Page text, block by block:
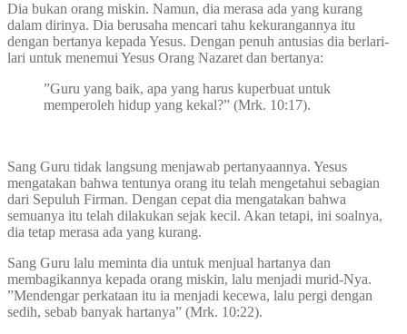
Dia bukan orang miskin. Namun, dia merasa ada yang kurang
dalam dirinya. Dia berusaha mencari tahu kekurangannya itu
dengan bertanya kepada Yesus. Dengan penuh antusias dia berlari-
lari untuk menemui Yesus Orang Nazaret dan bertanya:
”Guru yang baik, apa yang harus kuperbuat untuk
memperoleh hidup yang kekal?” (Mrk. 10:17).
Sang Guru tidak langsung menjawab pertanyaannya. Yesus
mengatakan bahwa tentunya orang itu telah mengetahui sebagian
dari Sepuluh Firman. Dengan cepat dia mengatakan bahwa
semuanya itu telah dilakukan sejak kecil. Akan tetapi, ini soalnya,
dia tetap merasa ada yang kurang.
Sang Guru lalu meminta dia untuk menjual hartanya dan
membagikannya kepada orang miskin, lalu menjadi murid-Nya.
”Mendengar perkataan itu ia menjadi kecewa, lalu pergi dengan
sedih, sebab banyak hartanya” (Mrk. 10:22).